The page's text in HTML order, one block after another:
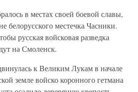
в местах своей боевой славы,
белорусского местечка Часники.
русская войсковая разведка
на Смоленск.
к Великим Лукам в начале
земле войско коронного гетмана